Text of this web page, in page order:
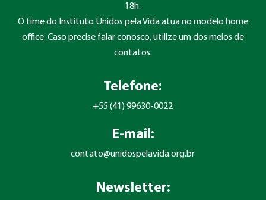
18h.
O time do Instituto Unidos pela Vida atua no modelo home
office. Caso precise falar conosco, utilize um dos meios de
contatos.
Telefone:
+55 (41) 99630-0022
E-mail:
contato@unidospelavida.org.br
Newsletter: